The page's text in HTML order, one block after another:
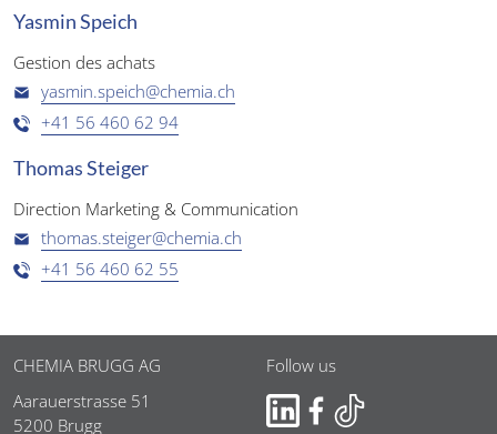
Yasmin Speich
Gestion des achats
yasmin.speich@chemia.ch
+41 56 460 62 94
Thomas Steiger
Direction Marketing & Communication
thomas.steiger@chemia.ch
+41 56 460 62 55
Zone
pied
de
page
CHEMIA BRUGG AG
Aarauerstrasse 51
5200 Brugg
Follow us